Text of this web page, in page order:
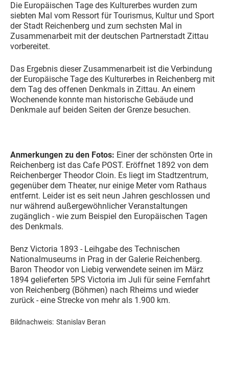
Die Europäischen Tage des Kulturerbes wurden zum
siebten Mal vom Ressort für Tourismus, Kultur und Sport
der Stadt Reichenberg und zum sechsten Mal in
Zusammenarbeit mit der deutschen Partnerstadt Zittau
vorbereitet.
Das Ergebnis dieser Zusammenarbeit ist die Verbindung
der Europäische Tage des Kulturerbes in Reichenberg mit
dem Tag des offenen Denkmals in Zittau. An einem
Wochenende konnte man historische Gebäude und
Denkmale auf beiden Seiten der Grenze besuchen.
Anmerkungen zu den Fotos: Einer der schönsten Orte in
Reichenberg ist das Cafe POST. Eröffnet 1892 von dem
Reichenberger Theodor Cloin. Es liegt im Stadtzentrum,
gegenüber dem Theater, nur einige Meter vom Rathaus
entfernt. Leider ist es seit neun Jahren geschlossen und
nur während außergewöhnlicher Veranstaltungen
zugänglich - wie zum Beispiel den Europäischen Tagen
des Denkmals.
Benz Victoria 1893 - Leihgabe des Technischen
Nationalmuseums in Prag in der Galerie Reichenberg.
Baron Theodor von Liebig verwendete seinen im März
1894 gelieferten 5PS Victoria im Juli für seine Fernfahrt
von Reichenberg (Böhmen) nach Rheims und wieder
zurück - eine Strecke von mehr als 1.900 km.
Bildnachweis: Stanislav Beran